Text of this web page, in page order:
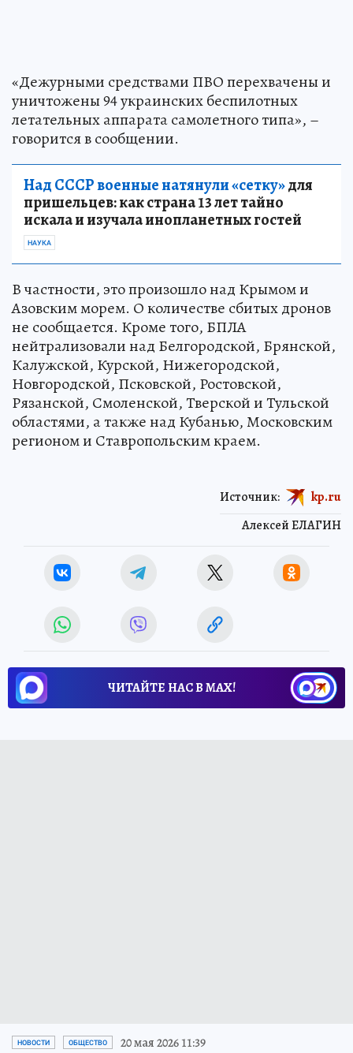
«Дежурными средствами ПВО перехвачены и
уничтожены 94 украинских беспилотных
летательных аппарата самолетного типа», –
говорится в сообщении.
Над СССР военные натянули «сетку»для
пришельцев: как страна 13 лет тайно
искала и изучала инопланетных гостей
НАУКА
В частности, это произошло над Крымом и
Азовским морем. О количестве сбитых дронов
не сообщается. Кроме того, БПЛА
нейтрализовали над Белгородской, Брянской,
Калужской, Курской, Нижегородской,
Новгородской, Псковской, Ростовской,
Рязанской, Смоленской, Тверской и Тульской
областями, а также над Кубанью, Московским
регионом и Ставропольским краем.
Алексей ЕЛАГИН
Источник: kp.ru
ЧИТАЙТЕ НАС В МАХ!
НОВОСТИ ОБЩЕСТВО 20 мая 2026 11:39